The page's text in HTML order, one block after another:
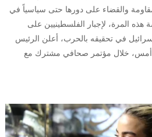
والقضاء على دورها حتى سياسياً في
هذه المرة، لإجبار الفلسطينيين على
في تحقيقه بالحرب، أعلن الرئيس
أمس، خلال مؤتمر صحافي مشترك مع